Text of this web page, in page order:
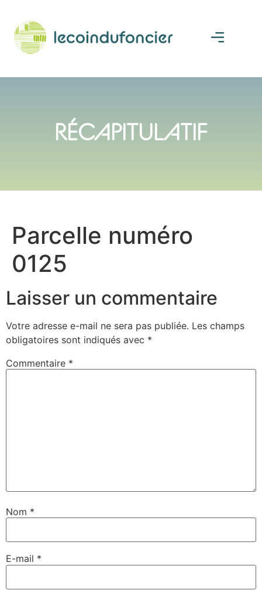
RÉCAPITULATIF
Parcelle numéro
0125
Laisser un commentaire
Votre adresse e-mail ne sera pas publiée. Les champs
obligatoires sont indiqués avec *
Commentaire *
Nom *
E-mail *